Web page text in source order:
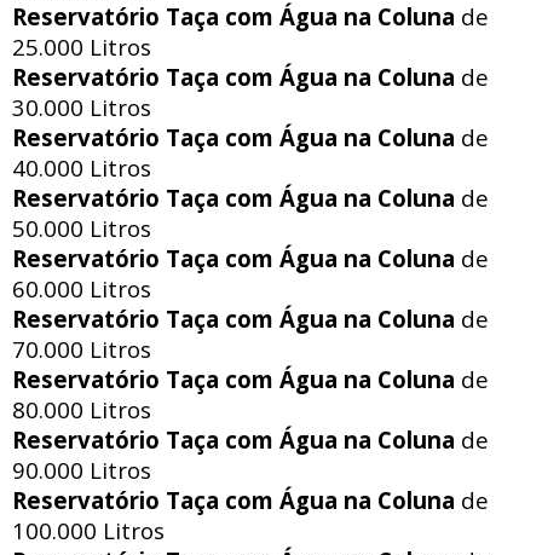
Reservatório Taça com Água na Coluna de
25.000 Litros
Reservatório Taça com Água na Coluna de
30.000 Litros
Reservatório Taça com Água na Coluna de
40.000 Litros
Reservatório Taça com Água na Coluna de
50.000 Litros
Reservatório Taça com Água na Coluna de
60.000 Litros
Reservatório Taça com Água na Coluna de
70.000 Litros
Reservatório Taça com Água na Coluna de
80.000 Litros
Reservatório Taça com Água na Coluna de
90.000 Litros
Reservatório Taça com Água na Coluna de
100.000 Litros